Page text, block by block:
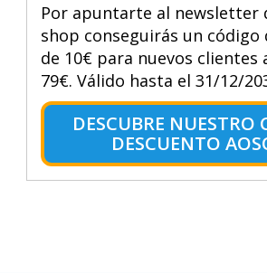
Por apuntarte al newsletter
shop conseguirás un código
de 10€ para nuevos clientes
79€. Válido hasta el 31/12/
DESCUBRE NUESTRO
DESCUENTO